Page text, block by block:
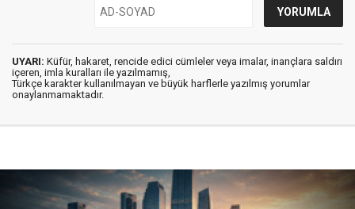
UYARI: Küfür, hakaret, rencide edici cümleler veya imalar, inançlara saldırı
içeren, imla kuralları ile yazılmamış,
Türkçe karakter kullanılmayan ve büyük harflerle yazılmış yorumlar
onaylanmamaktadır.